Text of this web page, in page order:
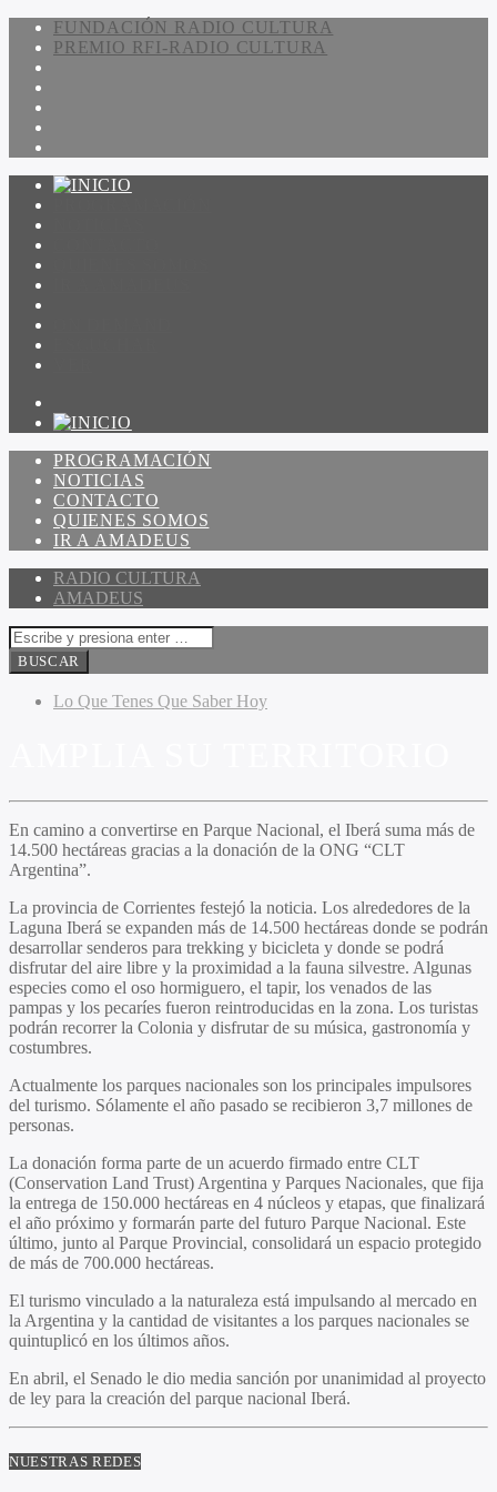
FUNDACIÓN RADIO CULTURA
PREMIO RFI-RADIO CULTURA
PROGRAMACIÓN
NOTICIAS
CONTACTO
QUIENES SOMOS
IR A AMADEUS
RADIO CULTURA
AMADEUS
Lo Que Tenes Que Saber Hoy
En camino a convertirse en Parque Nacional, el Iberá suma más de
14.500 hectáreas gracias a la donación de la ONG “CLT
Argentina”.
La provincia de Corrientes festejó la noticia. Los alrededores de la
Laguna Iberá se expanden más de 14.500 hectáreas donde se podrán
desarrollar senderos para trekking y bicicleta y donde se podrá
disfrutar del aire libre y la proximidad a la fauna silvestre. Algunas
especies como el oso hormiguero, el tapir, los venados de las
pampas y los pecaríes fueron reintroducidas en la zona. Los turistas
podrán recorrer la Colonia y disfrutar de su música, gastronomía y
costumbres.
Actualmente los parques nacionales son los principales impulsores
del turismo. Sólamente el año pasado se recibieron 3,7 millones de
personas.
La donación forma parte de un acuerdo firmado entre CLT
(Conservation Land Trust) Argentina y Parques Nacionales, que fija
la entrega de 150.000 hectáreas en 4 núcleos y etapas, que finalizará
el año próximo y formarán parte del futuro Parque Nacional. Este
último, junto al Parque Provincial, consolidará un espacio protegido
de más de 700.000 hectáreas.
El turismo vinculado a la naturaleza está impulsando al mercado en
la Argentina y la cantidad de visitantes a los parques nacionales se
quintuplicó en los últimos años.
En abril, el Senado le dio media sanción por unanimidad al proyecto
de ley para la creación del parque nacional Iberá.
NUESTRAS REDES